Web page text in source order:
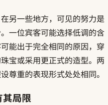
另一些地方，可见的努力是
一位宾客可能选择低调的含
能出于完全相同的原因，穿
宝或采用更正式的造型。两
尊重的表现形式处处相同。
局限